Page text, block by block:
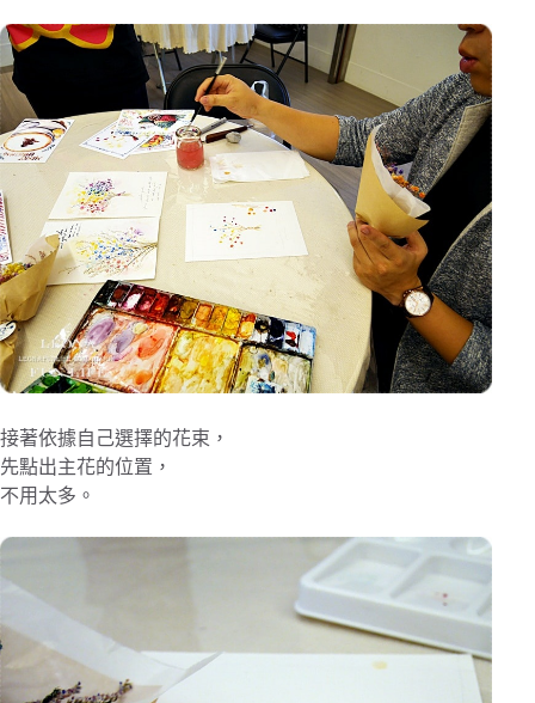
接著依據自己選擇的花束，
先點出主花的位置，
不用太多。